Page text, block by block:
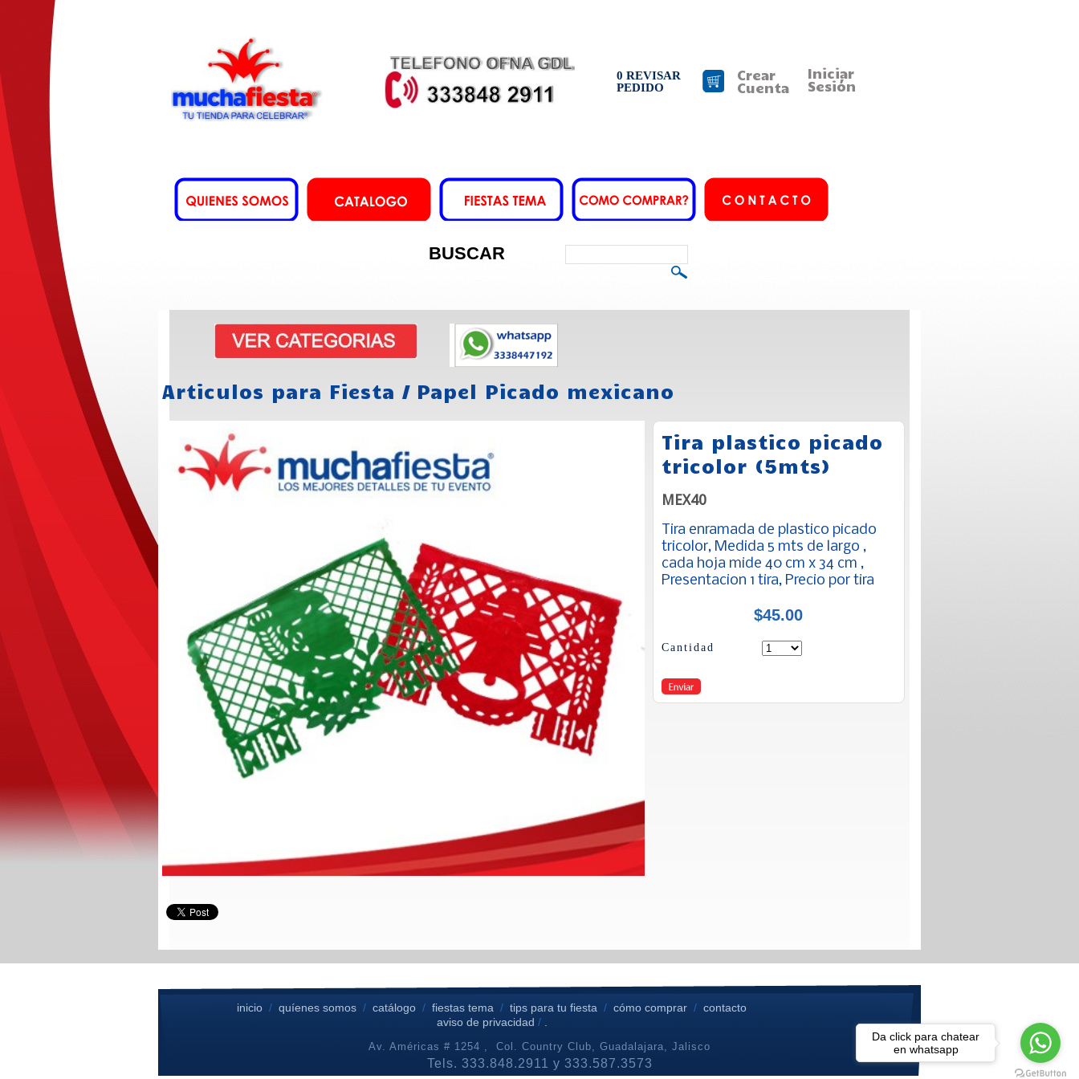
0 REVISAR
PEDIDO
Iniciar
Sesión
Crear
Cuenta
BUSCAR
Articulos para Fiesta / Papel Picado mexicano
Tira plastico picado
tricolor (5mts)
MEX40
Tira enramada de plastico picado
tricolor, Medida 5 mts de largo ,
cada hoja mide 40 cm x 34 cm ,
Presentacion 1 tira, Precio por tira
$45.00
Cantidad
inicio /quíenes somos /catálogo / fiestas tema /tips para tu fiesta /cómo comprar /contacto
aviso de privacidad /
Av. Américas # 1254 , Col. Country Club, Guadalajara, Jalisco
Tels. 333.848.2911 y 333.587.3573
Da click para chatear
en whatsapp